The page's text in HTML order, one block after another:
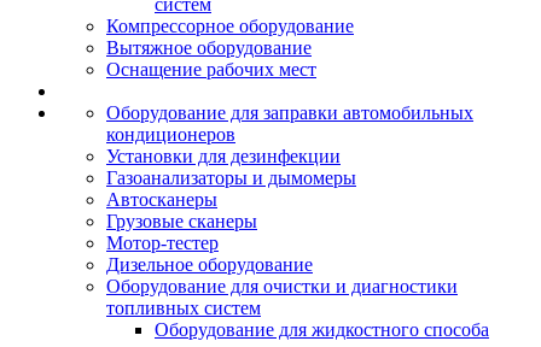
систем
Компрессорное оборудование
Вытяжное оборудование
Оснащение рабочих мест
Оборудование для заправки автомобильных
кондиционеров
Установки для дезинфекции
Газоанализаторы и дымомеры
Автосканеры
Грузовые сканеры
Мотор-тестер
Дизельное оборудование
Оборудование для очистки и диагностики
топливных систем
Оборудование для жидкостного способа